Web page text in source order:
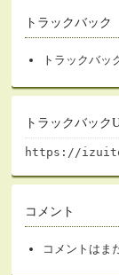
トラックバック
トラックバッ
トラックバック
https://
コメント
コメントはま